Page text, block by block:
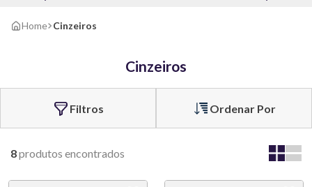
Cinzeiros
Cinzeiros
Ordenar Por
8produtos